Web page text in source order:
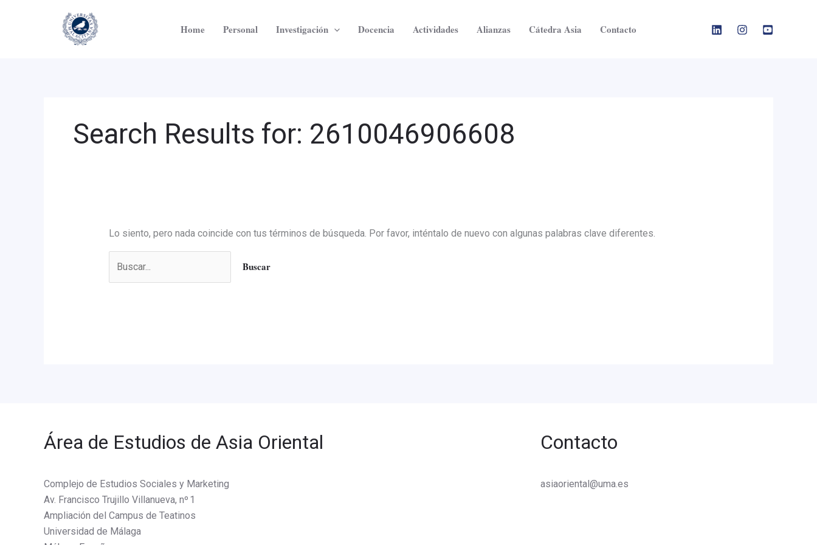
Home Personal Investigación Docencia Actividades Alianzas Cátedra Asia Contacto
Search Results for: 2610046906608
Lo siento, pero nada coincide con tus términos de búsqueda. Por favor, inténtalo de nuevo con algunas palabras clave diferentes.
Área de Estudios de Asia Oriental
Complejo de Estudios Sociales y Marketing
Av. Francisco Trujillo Villanueva, nº 1
Ampliación del Campus de Teatinos
Universidad de Málaga
Contacto
asiaoriental@uma.es